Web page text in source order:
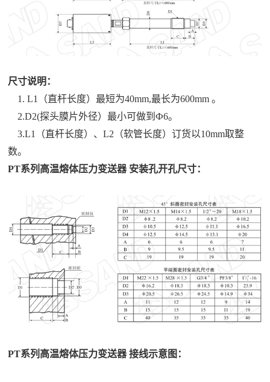
尺寸说明：
1. L1（直杆长度）最短为40mm,最长为600mm 。
2.D2(探头膜片外径）最小可做到Ф6。
3.L1（直杆长度）、L2（软管长度）订货以10mm取整
数。
PT系列高温熔体压力变送器 安装孔开孔尺寸：
PT系列高温熔体压力变送器 接线示意图：